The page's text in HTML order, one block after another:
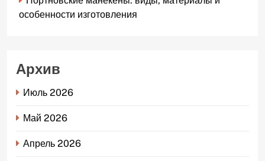
особенности изготовления
Архив
Июль 2026
Май 2026
Апрель 2026